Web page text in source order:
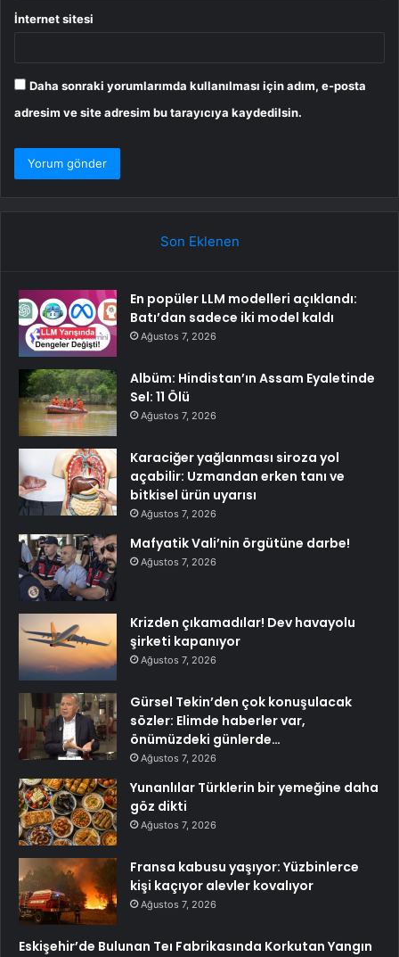
İnternet sitesi
Daha sonraki yorumlarımda kullanılması için adım, e-posta
adresim ve site adresim bu tarayıcıya kaydedilsin.
Son Eklenen
En popüler LLM modelleri açıklandı:
Batı’dan sadece iki model kaldı
Ağustos 7, 2026
Albüm: Hindistan’ın Assam Eyaletinde
Sel: 11 Ölü
Ağustos 7, 2026
Karaciğer yağlanması siroza yol
açabilir: Uzmandan erken tanı ve
bitkisel ürün uyarısı
Ağustos 7, 2026
Mafyatik Vali’nin örgütüne darbe!
Ağustos 7, 2026
Krizden çıkamadılar! Dev havayolu
şirketi kapanıyor
Ağustos 7, 2026
Gürsel Tekin’den çok konuşulacak
sözler: Elimde haberler var,
önümüzdeki günlerde…
Ağustos 7, 2026
Yunanlılar Türklerin bir yemeğine daha
göz dikti
Ağustos 7, 2026
Fransa kabusu yaşıyor: Yüzbinlerce
kişi kaçıyor alevler kovalıyor
Ağustos 7, 2026
Eskişehir’de Bulunan Teı Fabrikasında Korkutan Yangın